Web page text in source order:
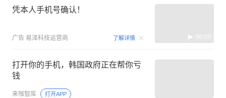
凭本人手机号确认！
广告 易泽科技运营商 了解详情 00:09
打开你的手机，韩国政府正在帮你亏
钱
来咖智库 打开APP